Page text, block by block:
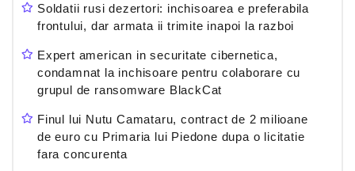
Soldatii rusi dezertori: inchisoarea e preferabila
frontului, dar armata ii trimite inapoi la razboi
Expert american in securitate cibernetica,
condamnat la inchisoare pentru colaborare cu
grupul de ransomware BlackCat
Finul lui Nutu Camataru, contract de 2 milioane
de euro cu Primaria lui Piedone dupa o licitatie
fara concurenta